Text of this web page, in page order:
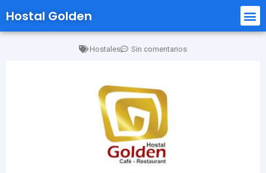
Hostal Golden
Hostales Sin comentarios